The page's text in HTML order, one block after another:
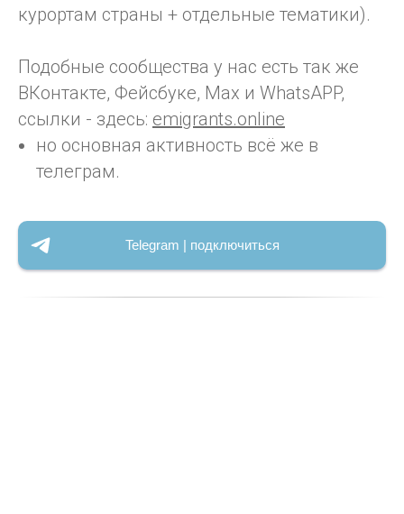
курортам страны + отдельные тематики).
Подобные сообщества у нас есть так же
ВКонтакте, Фейсбуке, Max и WhatsAPP,
ссылки - здесь: emigrants.online
но основная активность всё же в
телеграм.
Telegram | подключиться